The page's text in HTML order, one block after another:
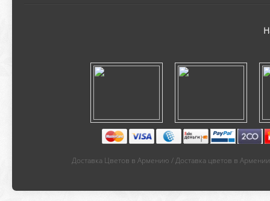
Доставка Цветов в Армению / Доставка цветов в